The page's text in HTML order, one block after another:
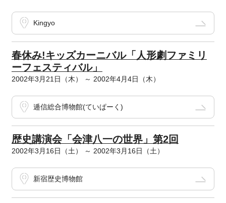
Kingyo
春休み!キッズカーニバル「人形劇ファミリ
ーフェスティバル」
2002年3月21日（木） ～ 2002年4月4日（木）
逓信総合博物館(ていぱーく)
歴史講演会「会津八一の世界」第2回
2002年3月16日（土） ～ 2002年3月16日（土）
新宿歴史博物館